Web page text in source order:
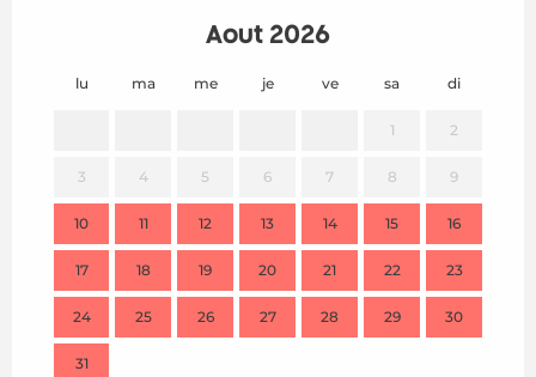
Août 2026
lu ma me je ve sa di
1 2
3 4 5 6 7 8 9
10 11 12 13 14 15 16
17 18 19 20 21 22 23
24 25 26 27 28 29 30
31